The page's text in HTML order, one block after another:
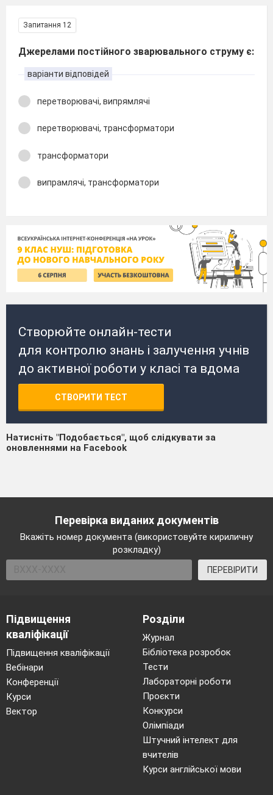
Запитання 12
Джерелами постійного зварювального струму є:
варіанти відповідей
перетворювачі, випрямлячі
перетворювачі, трансформатори
трансформатори
випрамлячі, трансформатори
Створюйте онлайн-тести
для контролю знань і залучення учнів
до активної роботи у класі та вдома
СТВОРИТИ ТЕСТ
Натисніть "Подобається", щоб слідкувати за
оновленнями на Facebook
Перевірка виданих документів
Вкажіть номер документа (використовуйте кириличну
розкладку)
ПЕРЕВІРИТИ
Підвищення
кваліфікації
Підвищення кваліфікації
Вебінари
Конференції
Курси
Вектор
Розділи
Журнал
Бібліотека розробок
Тести
Лабораторні роботи
Проєкти
Конкурси
Олімпіади
Штучний інтелект для
вчителів
Курси англійської мови